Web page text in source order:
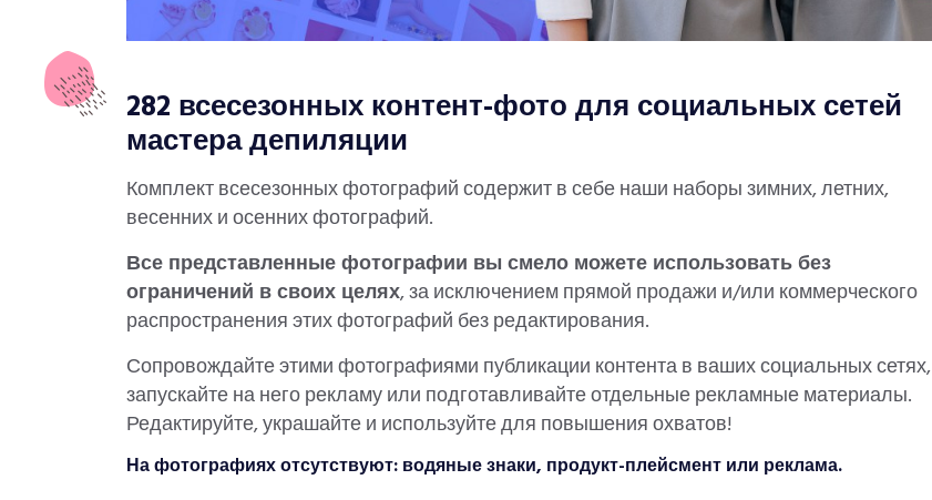
282 всесезонных контент-фото для социальных сетей
мастера депиляции
Комплект всесезонных фотографий содержит в себе наши наборы зимних, летних,
весенних и осенних фотографий.
Все представленные фотографии вы смело можете использовать без
ограничений в своих целях, за исключением прямой продажи и/или коммерческого
распространения этих фотографий без редактирования.
Сопровождайте этими фотографиями публикации контента в ваших социальных сетях,
запускайте на него рекламу или подготавливайте отдельные рекламные материалы.
Редактируйте, украшайте и используйте для повышения охватов!
На фотографиях отсутствуют: водяные знаки, продукт-плейсмент или реклама.